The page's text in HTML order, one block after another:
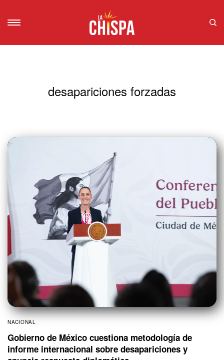
desapariciones forzadas
NACIONAL
Gobierno de México cuestiona metodología de
informe internacional sobre desapariciones y